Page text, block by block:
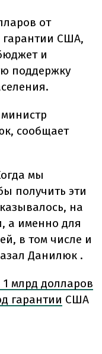
от
гарантии США,
и
поддержку
сообщает
мы
получить эти
на
а именно для
в том числе и
Данилюк .
1 млрд долларов
гарантии США